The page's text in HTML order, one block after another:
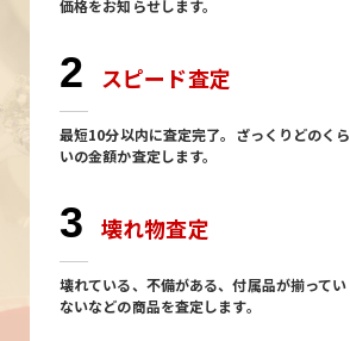
価格をお知らせします。
2 スピード査定
最短10分以内に査定完了。ざっくりどのくら
いの金額か査定します。
3 壊れ物査定
壊れている、不備がある、付属品が揃ってい
ないなどの商品を査定します。